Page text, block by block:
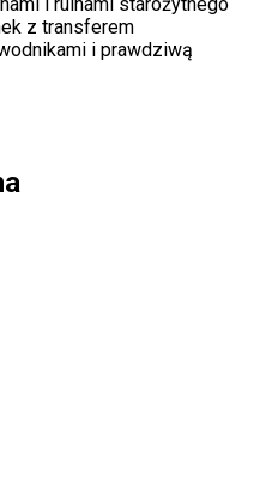
z transferem
i prawdziwą